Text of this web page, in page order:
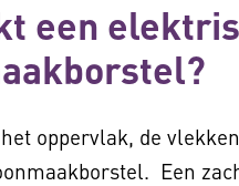
een
oppervlak, de
Een